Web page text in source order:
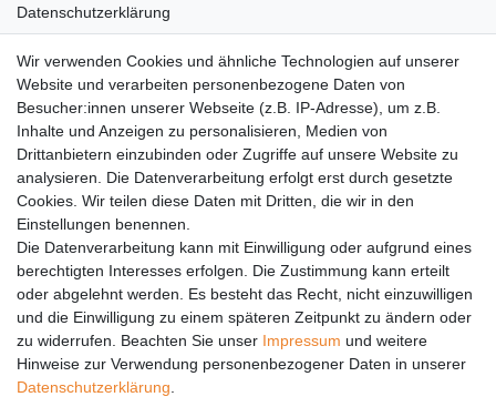
Datenschutzerklärung
Barrierefreiheit
Anleitungen
Vertrag widerrufen
PARTNER
DHL
GLS
PaketPLUS
SPONSORING
Wir verwenden Cookies und ähnliche Technologien auf unserer
Website und verarbeiten personenbezogene Daten von
Besucher:innen unserer Webseite (z.B. IP-Adresse), um z.B.
Inhalte und Anzeigen zu personalisieren, Medien von
Drittanbietern einzubinden oder Zugriffe auf unsere Website zu
analysieren. Die Datenverarbeitung erfolgt erst durch gesetzte
Cookies. Wir teilen diese Daten mit Dritten, die wir in den
Einstellungen benennen.
Die Datenverarbeitung kann mit Einwilligung oder aufgrund eines
berechtigten Interesses erfolgen. Die Zustimmung kann erteilt
oder abgelehnt werden. Es besteht das Recht, nicht einzuwilligen
und die Einwilligung zu einem späteren Zeitpunkt zu ändern oder
zu widerrufen. Beachten Sie unser Impressum und weitere
Hinweise zur Verwendung personenbezogener Daten in unserer
Daten­schutz­erklärung